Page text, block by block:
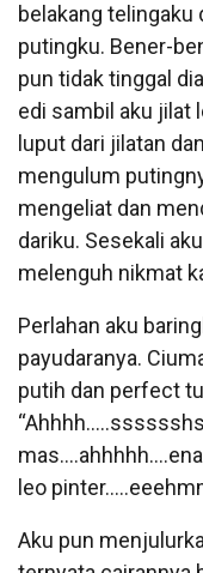
belakang telingaku
putingku. Bener-
pun tidak tinggal
edi sambil aku jilat
luput dari jilatan
mengulum
mengeliat dan
dariku. Sesekali
melenguh nikmat
Perlahan aku
payudaranya.
putih dan perfect
leo
Aku pun